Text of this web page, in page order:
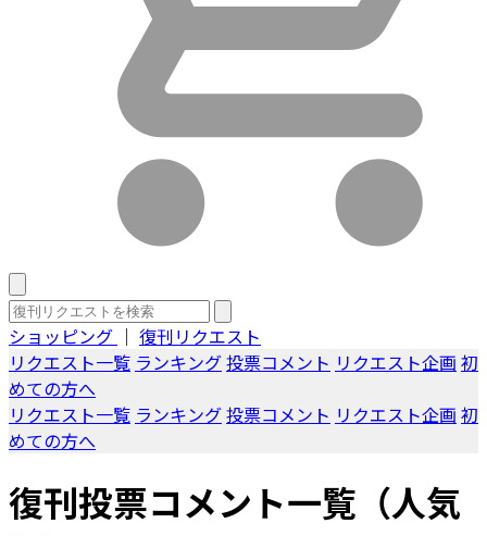
ショッピング ｜ 復刊リクエスト
リクエスト一覧 ランキング投票コメント リクエスト企画 初
めての方へ
リクエスト一覧 ランキング投票コメント リクエスト企画 初
めての方へ
復刊投票コメント一覧（人気